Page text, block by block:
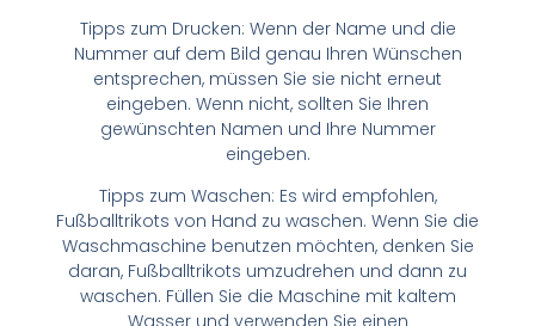
Tipps zum Drucken: Wenn der Name und die
Nummer auf dem Bild genau Ihren Wünschen
entsprechen, müssen Sie sie nicht erneut
eingeben. Wenn nicht, sollten Sie Ihren
gewünschten Namen und Ihre Nummer
eingeben.
Tipps zum Waschen: Es wird empfohlen,
Fußballtrikots von Hand zu waschen. Wenn Sie die
Waschmaschine benutzen möchten, denken Sie
daran, Fußballtrikots umzudrehen und dann zu
waschen. Füllen Sie die Maschine mit kaltem
Wasser und verwenden Sie einen